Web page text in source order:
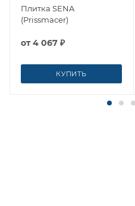
Плитка SENA
(Prissmacer)
от4 067 ₽
КУПИТЬ